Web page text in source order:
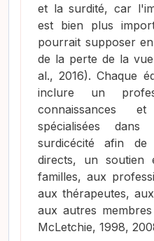
et la surdité, car
est bien plus
pourrait supposer
de la perte de la
al., 2016). Chaque
inclure un
connaissances
spécialisées
surdicécité afin
directs, un soutien
familles, aux
aux thérapeutes,
aux autres
McLetchie, 1998,